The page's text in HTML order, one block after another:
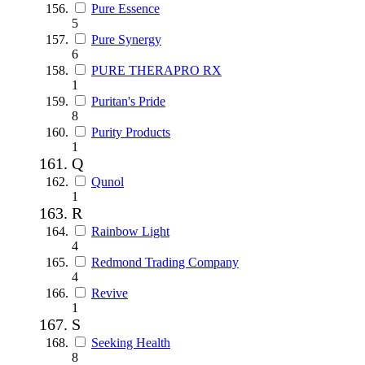
Pure Essence
5
Pure Synergy
6
PURE THERAPRO RX
1
Puritan's Pride
8
Purity Products
1
Q
Qunol
1
R
Rainbow Light
4
Redmond Trading Company
4
Revive
1
S
Seeking Health
8